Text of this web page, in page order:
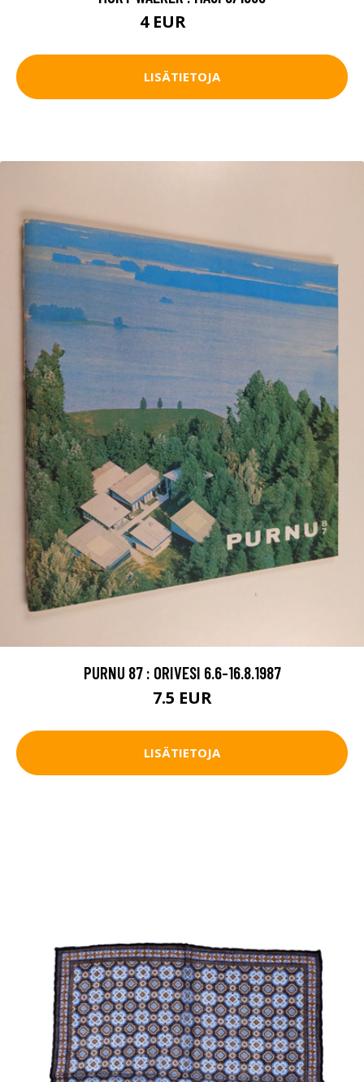
4 EUR
LISÄTIETOJA
PURNU 87 : ORIVESI 6.6-16.8.1987
7.5 EUR
LISÄTIETOJA